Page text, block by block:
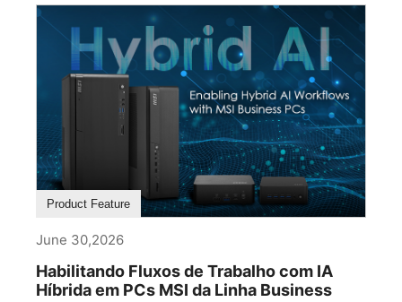
Product Feature
June 30,2026
Habilitando Fluxos de Trabalho com IA
Híbrida em PCs MSI da Linha Business